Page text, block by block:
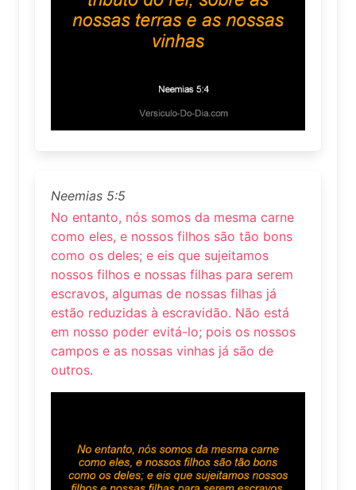
Neemias 5:5
No entanto, nós somos da mesma carne
como eles, e nossos filhos são tão bons
como os deles; e eis que sujeitamos
nossos filhos e nossas filhas para serem
escravos, algumas de nossas filhas já
estão reduzidas à escravidão. Não está
em nosso poder evitá-lo; pois os nossos
campos e as nossas vinhas já são de
outros.